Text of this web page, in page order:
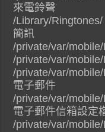
來電鈴聲
/Library/Ringtones/
簡訊
/private/var/
/private/var/
/private/var/
電子郵件
/private/var/
電子郵件信箱設定
/private/var/